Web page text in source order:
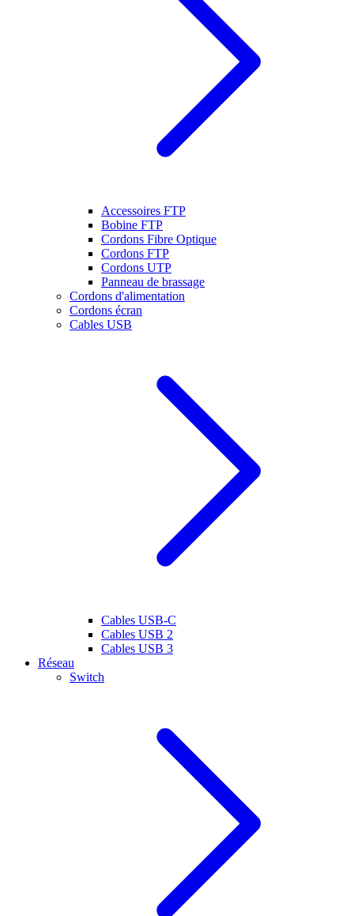
Accessoires FTP
Bobine FTP
Cordons Fibre Optique
Cordons FTP
Cordons UTP
Panneau de brassage
Cordons d'alimentation
Cordons écran
Cables USB
Cables USB-C
Cables USB 2
Cables USB 3
Réseau
Switch